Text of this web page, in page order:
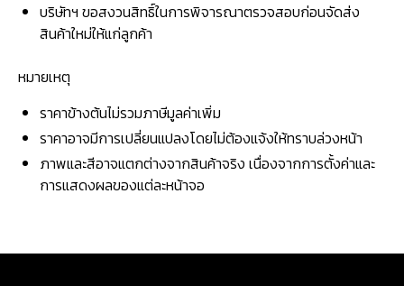
บริษัทฯ ขอสงวนสิทธิ์ในการพิจารณาตรวจสอบก่อนจัดส่ง
สินค้าใหม่ให้แก่ลูกค้า
หมายเหตุ
ราคาข้างต้นไม่รวมภาษีมูลค่าเพิ่ม
ราคาอาจมีการเปลี่ยนแปลงโดยไม่ต้องแจ้งให้ทราบล่วงหน้า
ภาพและสีอาจแตกต่างจากสินค้าจริง เนื่องจากการตั้งค่าและ
การแสดงผลของแต่ละหน้าจอ